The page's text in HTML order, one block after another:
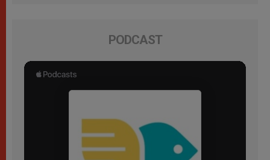
PODCAST